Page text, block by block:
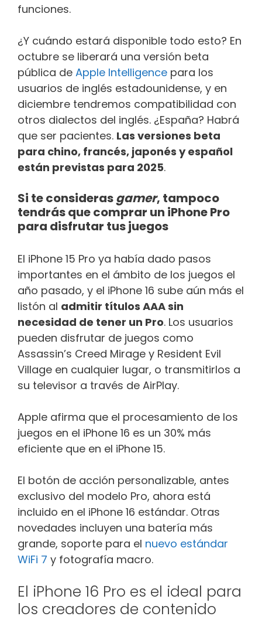
funciones.
¿Y cuándo estará disponible todo esto? En
octubre se liberará una versión beta
pública de Apple Intelligence para los
usuarios de inglés estadounidense, y en
diciembre tendremos compatibilidad con
otros dialectos del inglés. ¿España? Habrá
que ser pacientes. Las versiones beta
para chino, francés, japonés y español
están previstas para 2025.
Si te considerasgamer, tampoco
tendrás que comprar un iPhone Pro
para disfrutar tus juegos
El iPhone 15 Pro ya había dado pasos
importantes en el ámbito de los juegos el
año pasado, y el iPhone 16 sube aún más el
listón al admitir títulos AAA sin
necesidad de tener un Pro. Los usuarios
pueden disfrutar de juegos como
Assassin’s Creed Mirage y Resident Evil
Village en cualquier lugar, o transmitirlos a
su televisor a través de AirPlay.
Apple afirma que el procesamiento de los
juegos en el iPhone 16 es un 30% más
eficiente que en el iPhone 15.
El botón de acción personalizable, antes
exclusivo del modelo Pro, ahora está
incluido en el iPhone 16 estándar. Otras
novedades incluyen una batería más
grande, soporte para el nuevo estándar
WiFi 7 y fotografía macro.
El iPhone 16 Pro es el ideal para
los creadores de contenido